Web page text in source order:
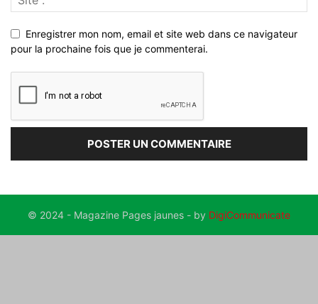
Enregistrer mon nom, email et site web dans ce navigateur
pour la prochaine fois que je commenterai.
© 2024 - Magazine Pages jaunes - by DigiCommunicate